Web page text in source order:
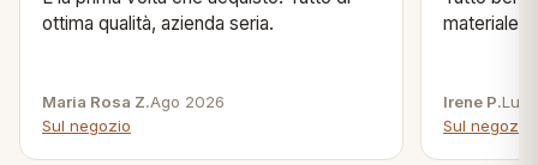
ottima qualità, azienda seria.
Maria Rosa Z.Ago 2026
Sul negozio
materiale .
Irene P.Lug
Sul negozio